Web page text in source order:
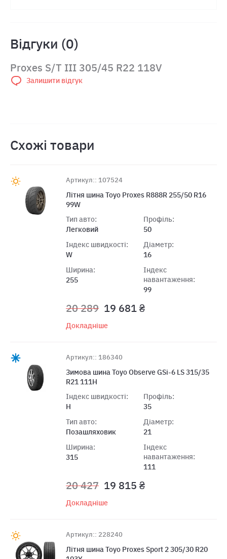
Відгуки (0)
Proxes S/T III 305/45 R22 118V
Залишити відгук
Схожі товари
Артикул:: 107524
Літня шина Toyo Proxes R888R 255/50 R16
99W
Тип авто:
Легковий
Індекс швидкості:
W
Ширина:
255
Профіль:
50
Діаметр:
16
Індекс
навантаження:
99
20 289 19 681 ₴
Докладніше
Артикул:: 186340
Зимова шина Toyo Observe GSi-6 LS 315/35
R21 111H
Індекс швидкості:
H
Тип авто:
Позашляховик
Ширина:
315
Профіль:
35
Діаметр:
21
Індекс
навантаження:
111
20 427 19 815 ₴
Докладніше
Артикул:: 228240
Літня шина Toyo Proxes Sport 2 305/30 R20